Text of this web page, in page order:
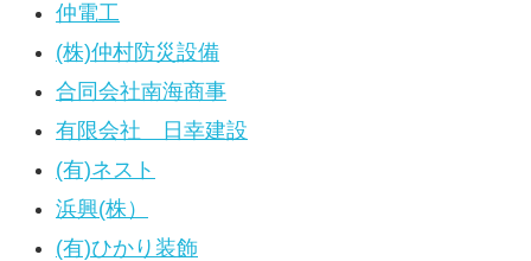
仲電工
(株)仲村防災設備
合同会社南海商事
有限会社 日幸建設
(有)ネスト
浜興(株）
(有)ひかり装飾